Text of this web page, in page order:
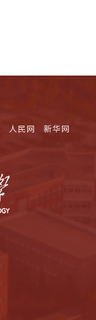
人民网
新华网